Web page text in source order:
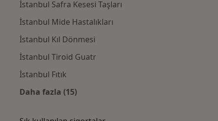
İstanbul Safra Kesesi Taşları
İstanbul Mide Hastalıkları
İstanbul Kıl Dönmesi
İstanbul Tiroid Guatr
İstanbul Fıtık
Daha fazla (15)